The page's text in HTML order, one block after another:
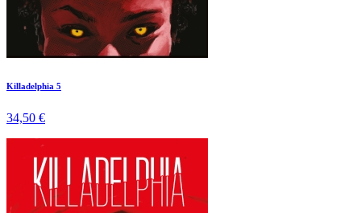
Killadelphia 5
34,50 €